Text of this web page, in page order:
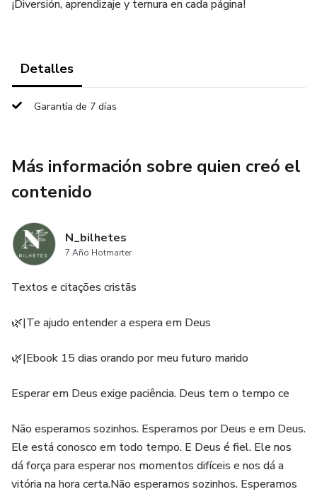
¡Diversión, aprendizaje y ternura en cada página!
Detalles
Garantía de 7 días
Más información sobre quien creó el
contenido
N_bilhetes
7 Año Hotmarter
Textos e citações cristãs
🌿|Te ajudo entender a espera em Deus
🌿|Ebook 15 dias orando por meu futuro marido
Esperar em Deus exige paciência. Deus tem o tempo ce
Não esperamos sozinhos. Esperamos por Deus e em Deus.
Ele está conosco em todo tempo. E Deus é fiel. Ele nos
dá força para esperar nos momentos difíceis e nos dá a
vitória na hora certa.Não esperamos sozinhos. Esperamos